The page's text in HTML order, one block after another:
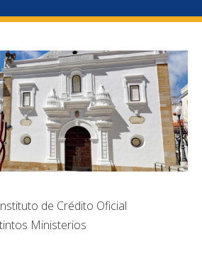
de Crédito Oficial
Ministerios